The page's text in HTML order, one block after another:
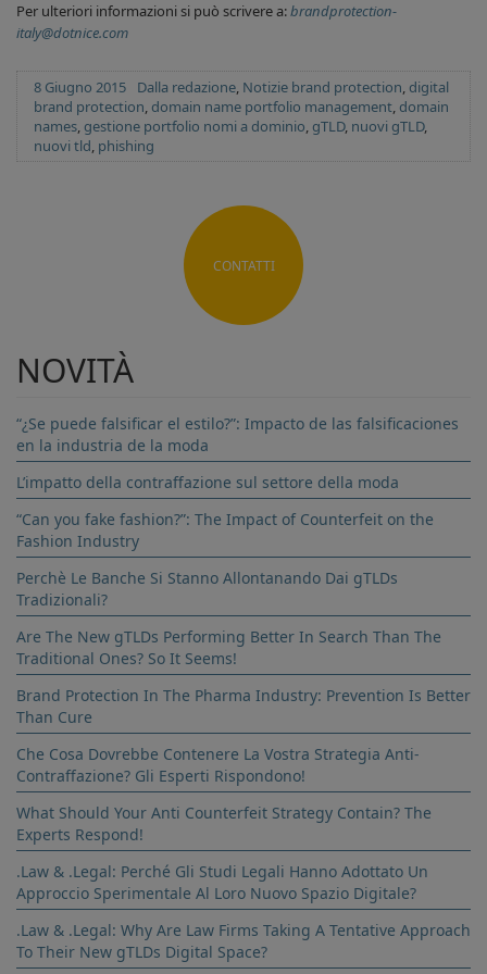
Per ulteriori informazioni si può scrivere a:brandprotection-
italy@dotnice.com
Posted
on
8 Giugno 2015 Categories
Dalla redazione, Notizie Tags
brand protection, digital
brand protection, domain name portfolio management, domain
names, gestione portfolio nomi a dominio, gTLD, nuovi gTLD,
nuovi tld, phishing
CONTATTI
NOVITÀ
“¿Se puede falsificar el estilo?”: Impacto de las falsificaciones
en la industria de la moda
L’impatto della contraffazione sul settore della moda
“Can you fake fashion?”: The Impact of Counterfeit on the
Fashion Industry
Perchè Le Banche Si Stanno Allontanando Dai gTLDs
Tradizionali?
Are The New gTLDs Performing Better In Search Than The
Traditional Ones? So It Seems!
Brand Protection In The Pharma Industry: Prevention Is Better
Than Cure
Che Cosa Dovrebbe Contenere La Vostra Strategia Anti-
Contraffazione? Gli Esperti Rispondono!
What Should Your Anti Counterfeit Strategy Contain? The
Experts Respond!
.Law & .Legal: Perché Gli Studi Legali Hanno Adottato Un
Approccio Sperimentale Al Loro Nuovo Spazio Digitale?
.Law & .Legal: Why Are Law Firms Taking A Tentative Approach
To Their New gTLDs Digital Space?